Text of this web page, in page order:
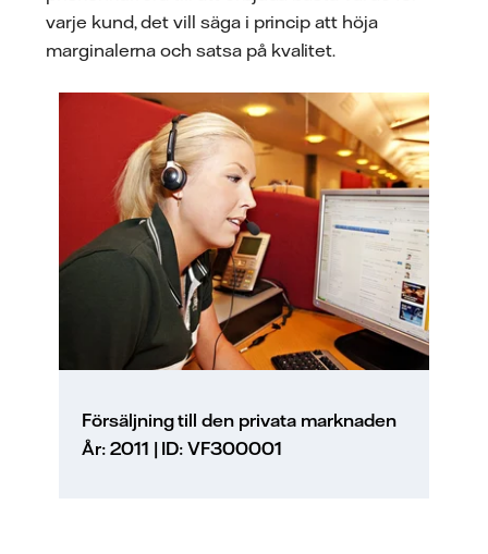
varje kund, det vill säga i princip att höja
marginalerna och satsa på kvalitet.
Försäljning till den privata marknaden
År: 2011 | ID: VF300001